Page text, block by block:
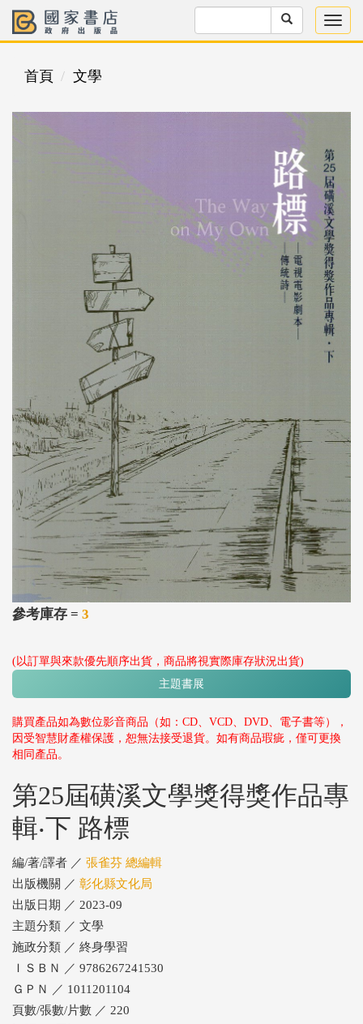
首頁 文學
參考庫存 = 3
(以訂單與來款優先順序出貨，商品將視實際庫存狀況出貨)
主題書展
購買產品如為數位影音商品（如：CD、VCD、DVD、電子書等），
因受智慧財產權保護，恕無法接受退貨。如有商品瑕疵，僅可更換
相同產品。
第25屆磺溪文學獎得獎作品專
輯‧下 路標
編/著/譯者 ／ 張雀芬 總編輯
出版機關 ／ 彰化縣文化局
出版日期 ／ 2023-09
主題分類 ／ 文學
施政分類 ／ 終身學習
ＩＳＢＮ ／ 9786267241530
ＧＰＮ ／ 1011201104
頁數/張數/片數 ／ 220